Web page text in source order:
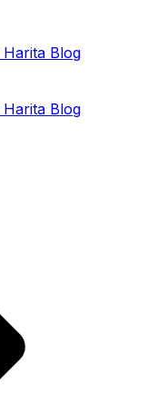
Harita Blog
Harita Blog